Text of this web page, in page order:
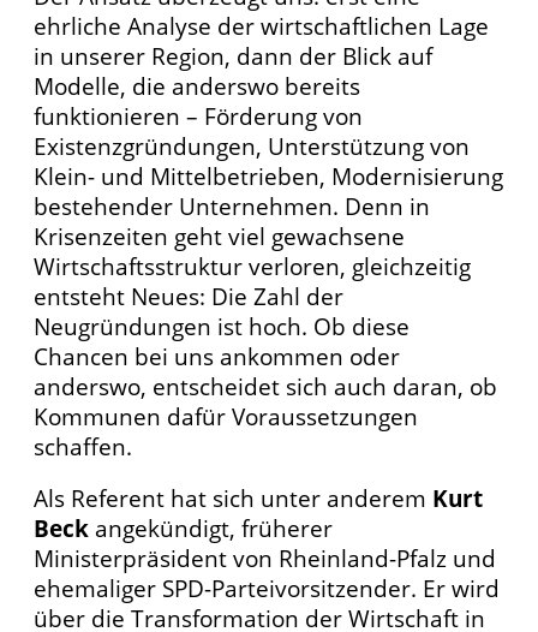
ehrliche Analyse der wirtschaftlichen Lage
in unserer Region, dann der Blick auf
Modelle, die anderswo bereits
funktionieren – Förderung von
Existenzgründungen, Unterstützung von
Klein- und Mittelbetrieben, Modernisierung
bestehender Unternehmen. Denn in
Krisenzeiten geht viel gewachsene
Wirtschaftsstruktur verloren, gleichzeitig
entsteht Neues: Die Zahl der
Neugründungen ist hoch. Ob diese
Chancen bei uns ankommen oder
anderswo, entscheidet sich auch daran, ob
Kommunen dafür Voraussetzungen
schaffen.
Als Referent hat sich unter anderem Kurt
Beck angekündigt, früherer
Ministerpräsident von Rheinland-Pfalz und
ehemaliger SPD-Parteivorsitzender. Er wird
über die Transformation der Wirtschaft in